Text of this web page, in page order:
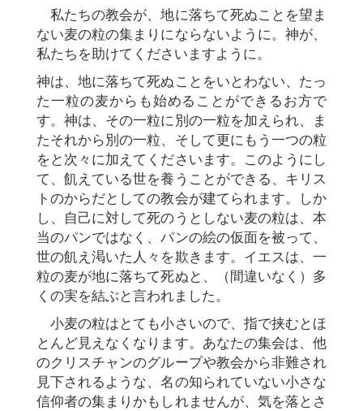
私たちの教会が、地に落ちて死ぬことを望ま
ない麦の粒の集まりにならないように。神が、
私たちを助けてくださいますように。
神は、地に落ちて死ぬことをいとわない、たっ
た一粒の麦からも始めることができるお方で
す。神は、その一粒に別の一粒を加えられ、ま
たそれから別の一粒、そして更にもう一つの粒
をと次々に加えてくださいます。このようにし
て、飢えている世を養うことができる、キリス
トのからだとしての教会が建てられます。しか
し、自己に対して死のうとしない麦の粒は、本
当のパンではなく、パンの絵の仮面を被って、
世の飢え渇いた人々を欺きます。イエスは、一
粒の麦が地に落ちて死ぬと、（間違いなく）多
くの実を結ぶと言われました。
小麦の粒はとても小さいので、指で挟むとほ
とんど見えなくなります。あなたの集会は、他
のクリスチャンのグループや教会から非難され
見下されるような、名の知られていない小さな
信仰者の集まりかもしれませんが、気を落とさ